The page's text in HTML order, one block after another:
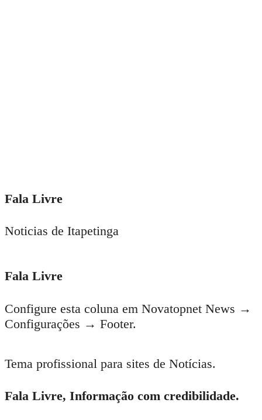
Fala Livre
Noticias de Itapetinga
Fala Livre
Configure esta coluna em Novatopnet News →
Configurações → Footer.
Tema profissional para sites de Notícias.
Fala Livre, Informação com credibilidade.